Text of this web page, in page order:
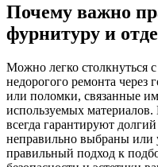
Почему важно
фурнитуру и
Можно легко столкнуться
недорогого ремонта через
или поломки, связанные
используемых
всегда гарантируют
неправильно выбраны
правильный подход к